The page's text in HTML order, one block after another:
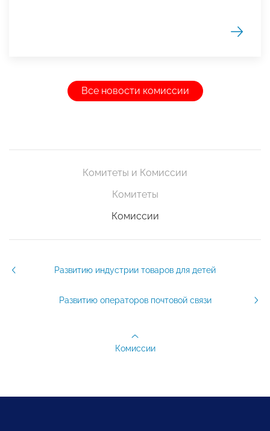
Все новости комиссии
Комитеты и Комиссии
Комитеты
Комиссии
Развитию индустрии товаров для детей
Развитию операторов почтовой связи
Комиссии